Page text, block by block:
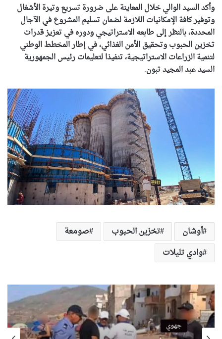
وأكد السيد الوالي خلال المعاينة على ضرورة تسريع وتيرة الأشغال
وتوفير كافة الإمكانيات اللازمة لضمان تسليم المشروع في الآجال
المحددة، بالنظر إلى طابعه الاستراتيجي ودوره في تعزيز قدرات
تخزين الحبوب وتحقيق الأمن الغذائي، في إطار المخطط الوطني
لتنمية الزراعات الاستراتيجية، تنفيذا لتعليمات رئيس الجمهورية
السيد عبد المجيد تبون.
أوشان تخزين الحبوب
صومعة
وادي تليلات
جهوي